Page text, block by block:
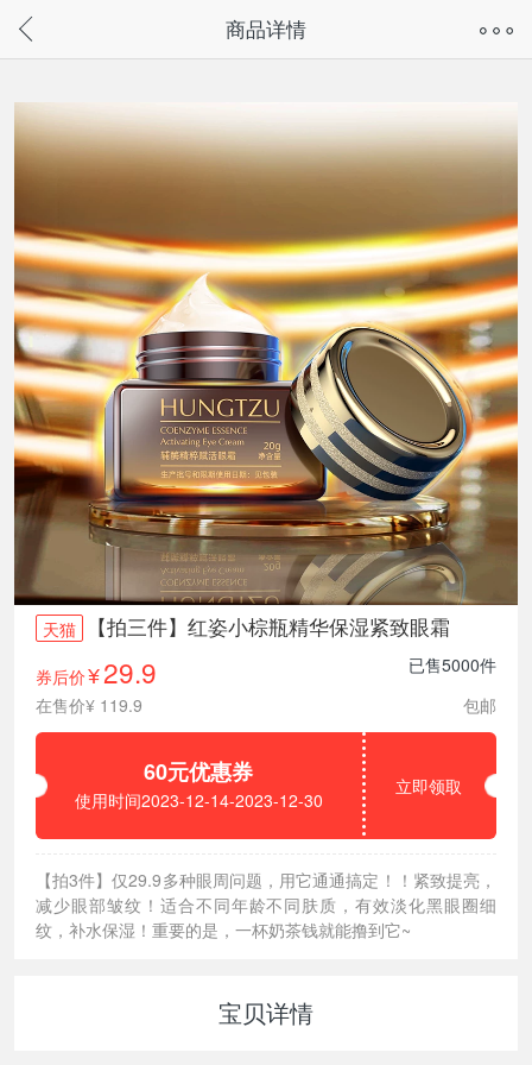
请通过微信或支付宝搜“奇兔客小程序”访问
商品详情
天猫 【拍三件】红姿小棕瓶精华保湿紧致眼霜
券后价¥29.9
已售5000件
在售价¥ 119.9
包邮
60元优惠券
使用时间2023-12-14-2023-12-30
立即领取
【拍3件】仅29.9多种眼周问题，用它通通搞定！！紧致提亮，
减少眼部皱纹！适合不同年龄不同肤质，有效淡化黑眼圈细
纹，补水保湿！重要的是，一杯奶茶钱就能撸到它~
宝贝详情